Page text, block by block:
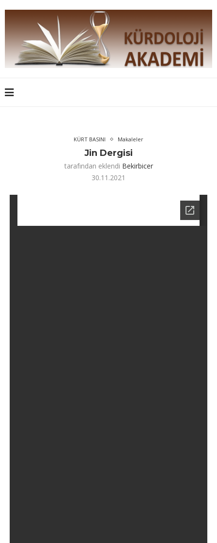
KÜRT BASINI Makaleler
Jin Dergisi
tarafından eklendi Bekirbicer
30.11.2021